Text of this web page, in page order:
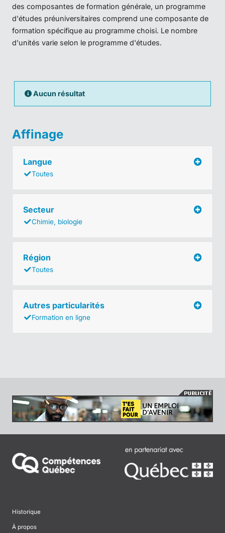
des composantes de formation générale, un programme
d'études préuniversitaires comprend une composante de
formation spécifique au programme choisi. Le nombre
d'unités varie selon le programme d'études.
Aucun résultat
Affinage
Langue
Toutes
Secteur
Chimie, biologie
Région
Toutes
Autres particularités
Formation en ligne
Historique
À propos